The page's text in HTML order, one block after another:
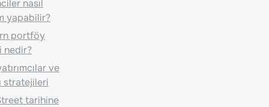
nasıl
yapabilir?
portföy
nedir?
ve
stratejileri
tarihine